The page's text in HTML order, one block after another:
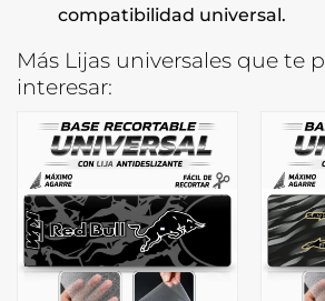
compatibilidad universal.
Más Lijas universales que te
interesar: